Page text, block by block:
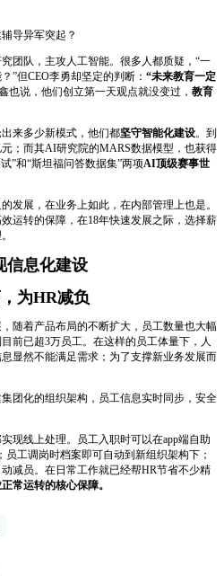
导异军突起？
团队，主攻人工智能。很多人都质疑，“一
”但CEO李勇却坚定的判断： “未来教育一定
也说，他们创立第一天观点就没变过， 教育
来多少新模式，他们都坚守智能化建设。到
；而其AI研究院的MARS数据模型，也获得
”和“斯坦福问答数据集”两项AI顶级赛事世
发展，在业务上如此，在内部管理上也是。
运转的保障，在18年快速发展之际，选择薪
信息化建设
为HR减负
随着产品布局的不断扩大，员工数量也大幅
前已超3万员工。在这样的员工体量下，人
显然不能满足需求；为了支撑新业务发展而
团化的组织架构，员工信息实时同步，安全
现线上处理。员工入职时可以在app端自助
工调岗时档案即可自动到新组织架构下；
减员。在日常工作就已经帮HR节省不少精
常运转的核心保障。